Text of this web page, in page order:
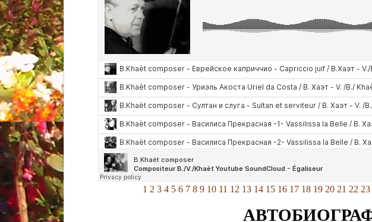
1 2 3 4 5 6 7 8 9 10 11 12 13 14 15 16 17 18 19 20 21 22 23